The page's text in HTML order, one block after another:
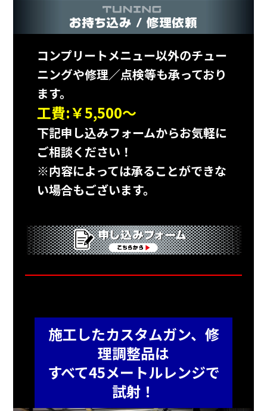
コンプリートメニュー以外のチュー
ニングや修理／点検等も承っており
ます。
工費:￥5,500～
下記申し込みフォームからお気軽に
ご相談ください！
※内容によっては承ることができな
い場合もございます。
施工したカスタムガン、修
理調整品は
すべて45メートルレンジで
試射！